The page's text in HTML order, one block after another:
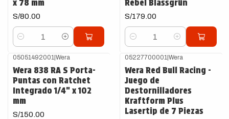
x 78 mm
S/80.00
Cantidad
Rebel Blassgrün
S/179.00
Cantidad
05051492001 |Wera
Wera 838 RA S Porta-
Puntas con Ratchet
Integrado 1/4" x 102
mm
S/150.00
05227700001 |Wera
Wera Red Bull Racing -
Juego de
Destornilladores
Kraftform Plus
Lasertip de 7 Piezas